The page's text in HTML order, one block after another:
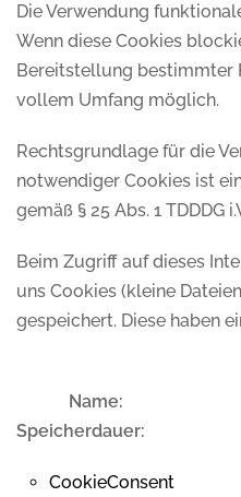
Die Verwendung
Wenn diese Cookies
Bereitstellung bestimmter
vollem Umfang möglich.
Rechtsgrundlage für die
notwendiger Cookies ist
gemäß § 25 Abs. 1 TDDDG
Beim Zugriff auf dieses
uns Cookies (kleine
gespeichert. Diese haben
Speicherdauer: